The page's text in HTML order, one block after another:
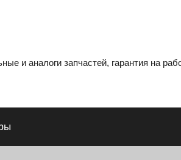
и аналоги запчастей, гарантия на